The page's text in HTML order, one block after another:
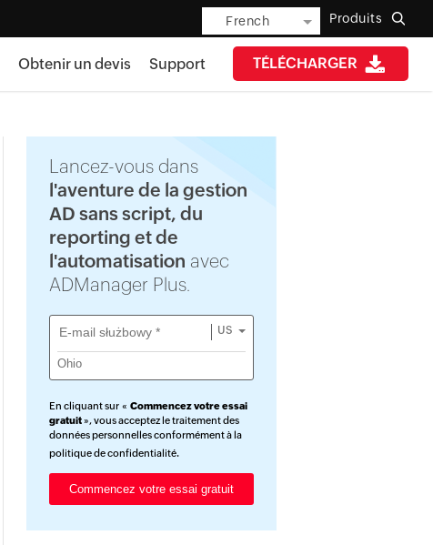
French Produits
TÉLÉCHARGER
Obtenir un devis Support
Lancez-vous dans
l'aventure de la gestion
AD sans script, du
reporting et de
l'automatisation avec
ADManager Plus.
US
En cliquant sur « Commencez votre essai
gratuit», vous acceptez le traitement des
données personnelles conformément à la
politique de confidentialité.